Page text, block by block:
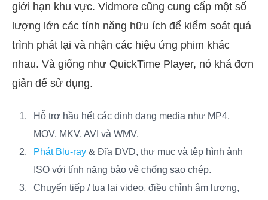
giới hạn khu vực. Vidmore cũng cung cấp một số
lượng lớn các tính năng hữu ích để kiểm soát quá
trình phát lại và nhận các hiệu ứng phim khác
nhau. Và giống như QuickTime Player, nó khá đơn
giản để sử dụng.
Hỗ trợ hầu hết các định dạng media như MP4,
MOV, MKV, AVI và WMV.
Phát Blu-ray & Đĩa DVD, thư mục và tệp hình ảnh
ISO với tính năng bảo vệ chống sao chép.
Chuyển tiếp / tua lại video, điều chỉnh âm lượng,